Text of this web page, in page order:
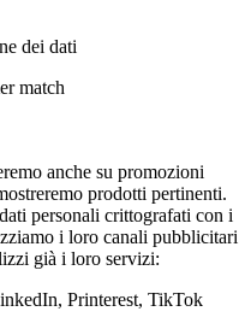
dei dati
match
anche su promozioni
prodotti pertinenti.
personali crittografati con i
i loro canali pubblicitari
già i loro servizi:
Printerest, TikTok